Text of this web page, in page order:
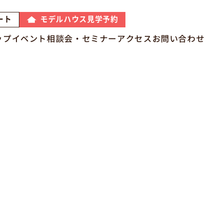
ト モデルハウス見学予約
プイベント相談会・セミナー アクセスお問い合わせ